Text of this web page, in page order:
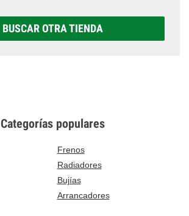
BUSCAR OTRA TIENDA
Categorías populares
Frenos
Radiadores
Bujías
Arrancadores